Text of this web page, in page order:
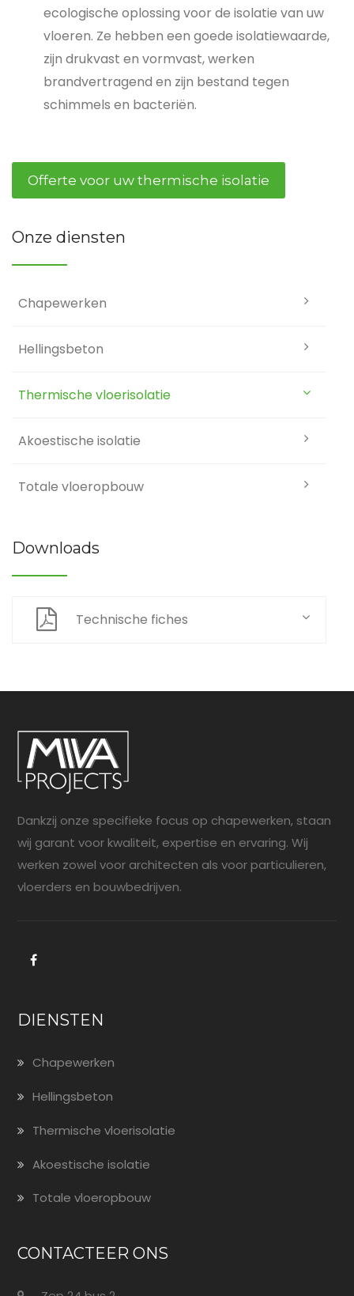
ecologische oplossing voor de isolatie van uw
vloeren. Ze hebben een goede isolatiewaarde,
zijn drukvast en vormvast, werken
brandvertragend en zijn bestand tegen
schimmels en bacteriën.
Offerte voor uw thermische isolatie
Onze diensten
Chapewerken
Hellingsbeton
Thermische vloerisolatie
Akoestische isolatie
Totale vloeropbouw
Downloads
Technische fiches
Dankzij onze specifieke focus op chapewerken, staan
wij garant voor kwaliteit, expertise en ervaring. Wij
werken zowel voor architecten als voor particulieren,
vloerders en bouwbedrijven.
DIENSTEN
Chapewerken
Hellingsbeton
Thermische vloerisolatie
Akoestische isolatie
Totale vloeropbouw
CONTACTEER ONS